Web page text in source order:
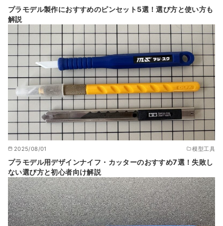
プラモデル製作におすすめのピンセット5選！選び方と使い方も
解説
2025/08/01 模型工具
プラモデル用デザインナイフ・カッターのおすすめ7選！失敗し
ない選び方と初心者向け解説